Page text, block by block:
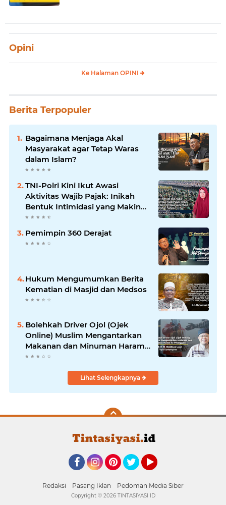
Opini
Ke Halaman OPINI
Berita Terpopuler
Bagaimana Menjaga Akal
Masyarakat agar Tetap Waras
dalam Islam?
TNI-Polri Kini Ikut Awasi
Aktivitas Wajib Pajak: Inikah
Bentuk Intimidasi yang Makin
Menekan Rakyat?
Pemimpin 360 Derajat
Hukum Mengumumkan Berita
Kematian di Masjid dan Medsos
Bolehkah Driver Ojol (Ojek
Online) Muslim Mengantarkan
Makanan dan Minuman Haram
ke Pelanggan?
Lihat Selengkapnya
Redaksi Pasang Iklan Pedoman Media Siber
Copyright © 2026 TINTASIYASI ID